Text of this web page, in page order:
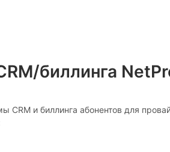
биллинга
CRM и биллинга абонентов для